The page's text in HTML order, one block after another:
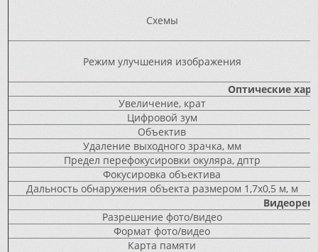
Схемы
Режим улучшения изображения
Оптические
Увеличение, крат
Цифровой зум
Объектив
Удаление выходного зрачка, мм
Предел перефокусировки окуляра, дптр
Фокусировка объектива
Дальность обнаружения объекта размером 1,7x0,5 м, м
Разрешение фото/видео
Формат фото/видео
Карта памяти